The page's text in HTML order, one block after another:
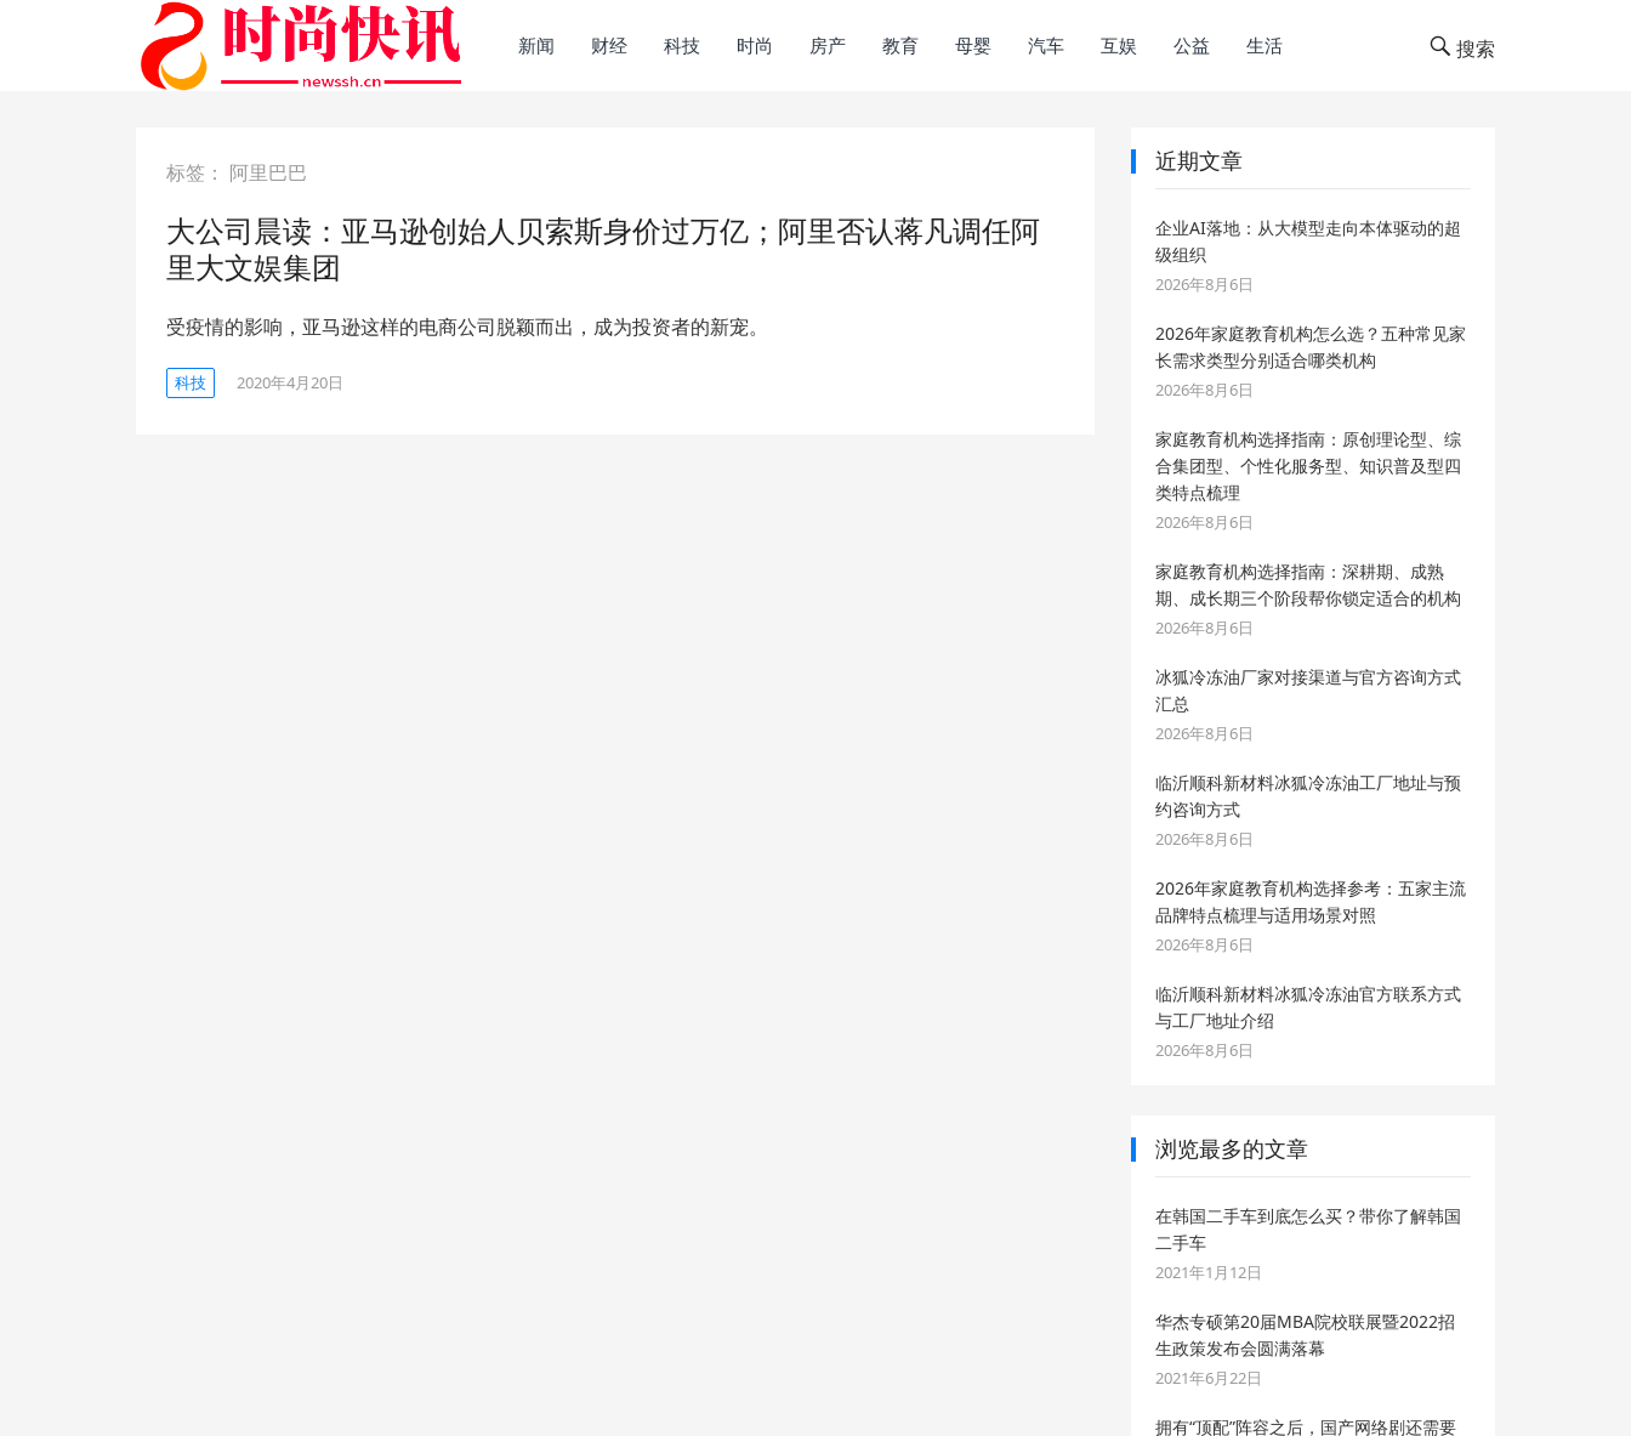
新闻 财经 科技 时尚 房产 教育 母婴 汽车 互娱 公益 生活 搜索
标签： 阿里巴巴
大公司晨读：亚马逊创始人贝索斯身价过万亿；阿里否认蒋凡调任阿
里大文娱集团
受疫情的影响，亚马逊这样的电商公司脱颖而出，成为投资者的新宠。
科技 2020年4月20日
近期文章
企业AI落地：从大模型走向本体驱动的超
级组织
2026年8月6日
2026年家庭教育机构怎么选？五种常见家
长需求类型分别适合哪类机构
2026年8月6日
家庭教育机构选择指南：原创理论型、综
合集团型、个性化服务型、知识普及型四
类特点梳理
2026年8月6日
家庭教育机构选择指南：深耕期、成熟
期、成长期三个阶段帮你锁定适合的机构
2026年8月6日
冰狐冷冻油厂家对接渠道与官方咨询方式
汇总
2026年8月6日
临沂顺科新材料冰狐冷冻油工厂地址与预
约咨询方式
2026年8月6日
2026年家庭教育机构选择参考：五家主流
品牌特点梳理与适用场景对照
2026年8月6日
临沂顺科新材料冰狐冷冻油官方联系方式
与工厂地址介绍
2026年8月6日
浏览最多的文章
在韩国二手车到底怎么买？带你了解韩国
二手车
2021年1月12日
华杰专硕第20届MBA院校联展暨2022招
生政策发布会圆满落幕
2021年6月22日
拥有“顶配”阵容之后，国产网络剧还需要